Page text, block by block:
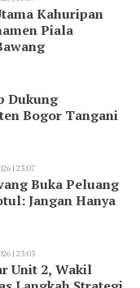
Kahuripan
Piala
Dukung
Bogor Tangani
| 23:07
Buka Peluang
Jangan Hanya
| 23:03
Unit 2, Wakil